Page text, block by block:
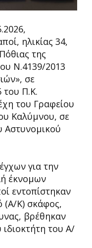
ηλικίας 34,
της
N.4139/2013
σε
του Π.Κ.
του Γραφείου
Καλύμνου, σε
Αστυνομικού
για την
έκνομων
εντοπίστηκαν
(Α/Κ) σκάφος,
βρέθηκαν
του Α/